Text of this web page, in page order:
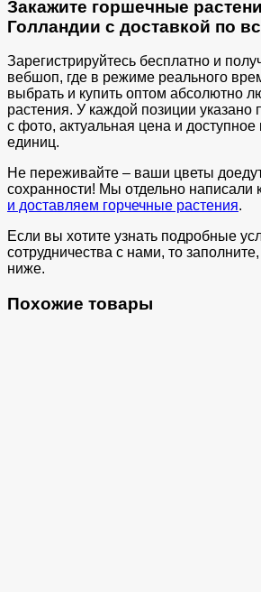
Закажите горшечные
Голландии с доставкой по
Зарегистрируйтесь бесплатно и
вебшоп, где в режиме реального
выбрать и купить оптом абсолютно
растения. У каждой позиции указано
с фото, актуальная цена и доступное
единиц.
Не переживайте – ваши цветы
сохранности! Мы отдельно написали
и доставляем горчечные растения.
Если вы хотите узнать подробные
сотрудничества с нами, то
ниже.
Похожие товары